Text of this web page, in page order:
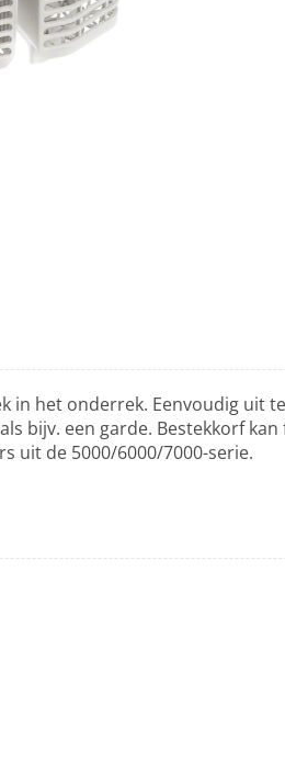
in het onderrek. Eenvoudig uit
bijv. een garde. Bestekkorf
uit de 5000/6000/7000-serie.